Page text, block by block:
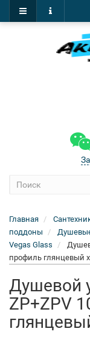
Главная
поддоны
Vegas Glass
профиль глянцевый
Душевой
ZP+ZPV